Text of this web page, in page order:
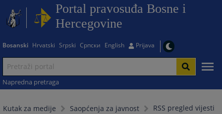
Portal pravosuđa Bosne i
Hercegovine
Bosanski Hrvatski Srpski Српски English Prijava
Napredna pretraga
Kutak za medije Saopćenja za javnost RSS pregled vijesti